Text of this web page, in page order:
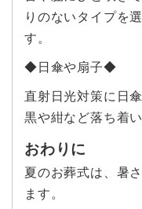
りのないタイプを
す。
◆日傘や扇子◆
直射日光対策に日
黒や紺など落ち着
おわりに
夏のお葬式は、暑
ます。